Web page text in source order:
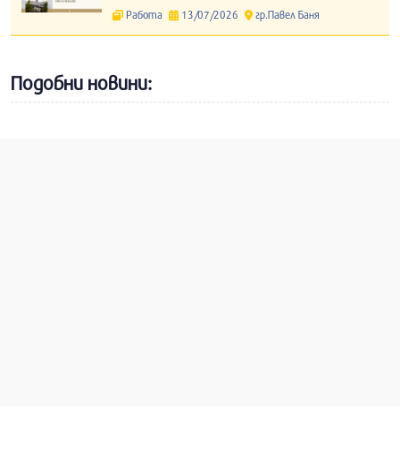
Работа 13/07/2026 гр.Павел Баня
Подобни новини: